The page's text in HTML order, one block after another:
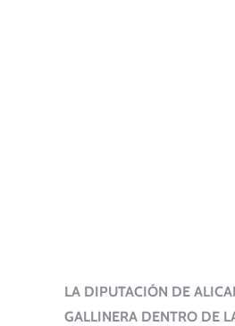
LA DIPUTACIÓN DE
GALLINERA DENTRO DE